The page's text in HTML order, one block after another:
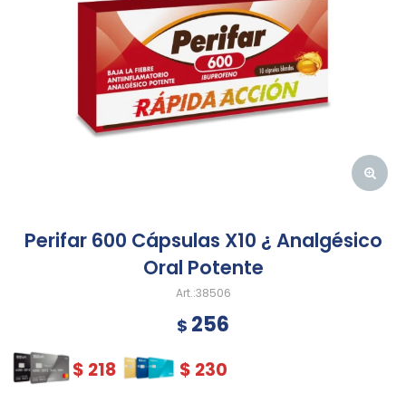
Perifar 600 Cápsulas X10 ¿ Analgésico
Oral Potente
38506
$ 256
$ 218 $ 230